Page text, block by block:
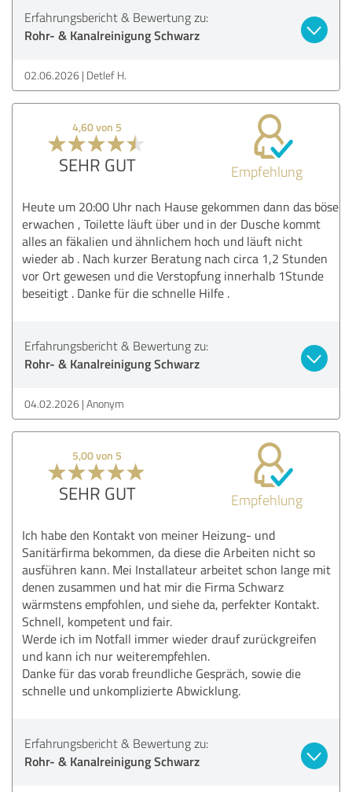
Erfahrungsbericht & Bewertung zu:
Rohr- & Kanalreinigung Schwarz
02.06.2026 Detlef H.
4,60 von 5
SEHR GUT Empfehlung
Heute um 20:00 Uhr nach Hause gekommen dann das böse
erwachen , Toilette läuft über und in der Dusche kommt
alles an fäkalien und ähnlichem hoch und läuft nicht
wieder ab . Nach kurzer Beratung nach circa 1,2 Stunden
vor Ort gewesen und die Verstopfung innerhalb 1Stunde
beseitigt . Danke für die schnelle Hilfe .
Erfahrungsbericht & Bewertung zu:
Rohr- & Kanalreinigung Schwarz
04.02.2026 Anonym
5,00 von 5
SEHR GUT Empfehlung
Ich habe den Kontakt von meiner Heizung- und
Sanitärfirma bekommen, da diese die Arbeiten nicht so
ausführen kann. Mei Installateur arbeitet schon lange mit
denen zusammen und hat mir die Firma Schwarz
wärmstens empfohlen, und siehe da, perfekter Kontakt.
Schnell, kompetent und fair.
Werde ich im Notfall immer wieder drauf zurückgreifen
und kann ich nur weiterempfehlen.
Danke für das vorab freundliche Gespräch, sowie die
schnelle und unkomplizierte Abwicklung.
Erfahrungsbericht & Bewertung zu:
Rohr- & Kanalreinigung Schwarz